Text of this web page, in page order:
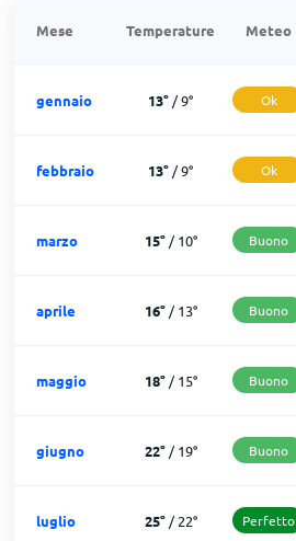
Mese Temperature Meteo
gennaio 13° /9° Ok
febbraio 13° /9° Ok
marzo 15°/10° Buono
aprile 16°/13° Buono
maggio 18°/15° Buono
giugno 22°/19° Buono
luglio 25°/22° Perfetto